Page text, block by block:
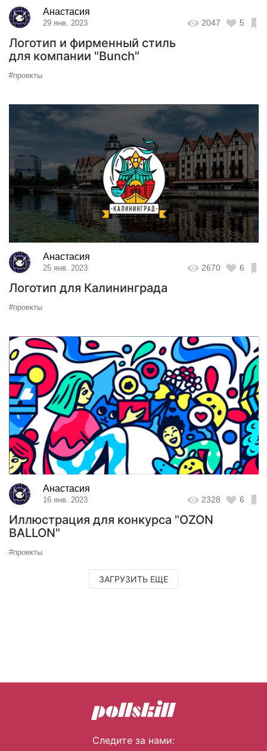
Анастасия
29 янв. 2023 2047 5
Логотип и фирменный стиль
для компании "Bunch"
#проекты
Анастасия
25 янв. 2023 2670 6
Логотип для Калининграда
#проекты
Анастасия
16 янв. 2023 2328 6
Иллюстрация для конкурса "OZON
BALLON"
#проекты
ЗАГРУЗИТЬ ЕЩЕ
Следите за нами: